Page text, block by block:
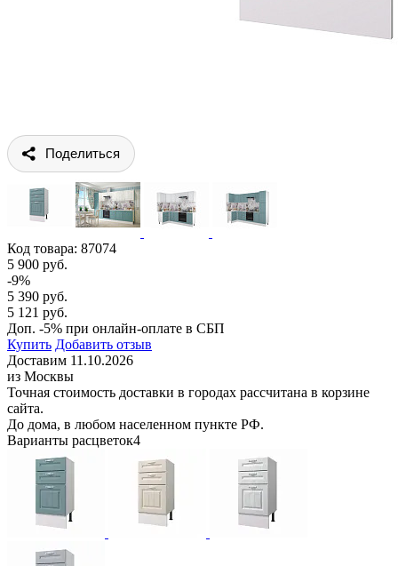
Поделиться
Код товара: 87074
5 900 руб.
-9%
5 390 руб.
5 121 руб.
Доп. -5% при онлайн-оплате в СБП
Купить Добавить отзыв
Доставим 11.10.2026
из Москвы
Точная стоимость доставки в городах рассчитана в корзине
сайта.
До дома, в любом населенном пункте РФ.
Варианты расцветок4